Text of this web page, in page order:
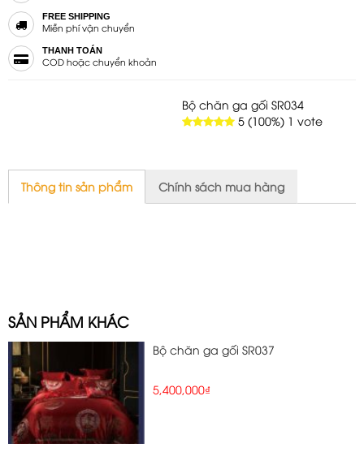
FREE SHIPPING
Miễn phí vận chuyển
THANH TOÁN
COD hoặc chuyển khoản
Bộ chăn ga gối SR034
5 (100%) 1 vote
Thông tin sản phẩm Chính sách mua hàng
SẢN PHẨM KHÁC
Bộ chăn ga gối SR037
5,400,000₫